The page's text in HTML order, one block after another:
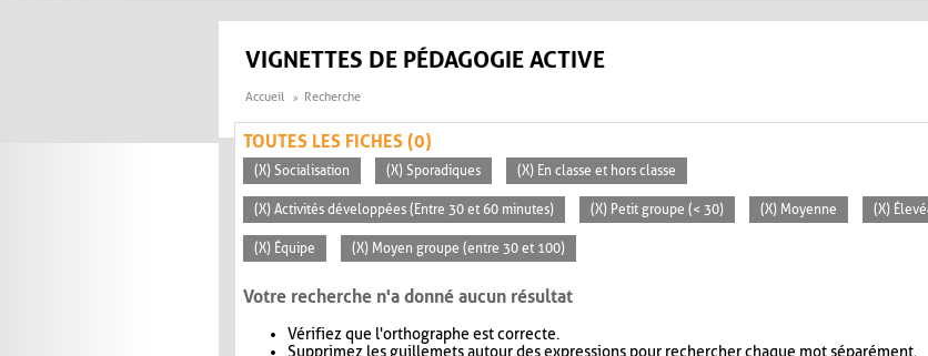
VIGNETTES DE PÉDAGOGIE ACTIVE
Accueil Recherche
TOUTES LES FICHES (0)
(X) Socialisation (X) Sporadiques (X) En classe et hors classe
(X) Activités développées (Entre 30 et 60 minutes) (X) Petit groupe (< 30) (X) Moyenne (X)
(X) Équipe (X) Moyen groupe (entre 30 et 100)
Votre recherche n'a donné aucun résultat
Vérifiez que l'orthographe est correcte.
Supprimez les guillemets autour des expressions pour rechercher chaque mot séparément.